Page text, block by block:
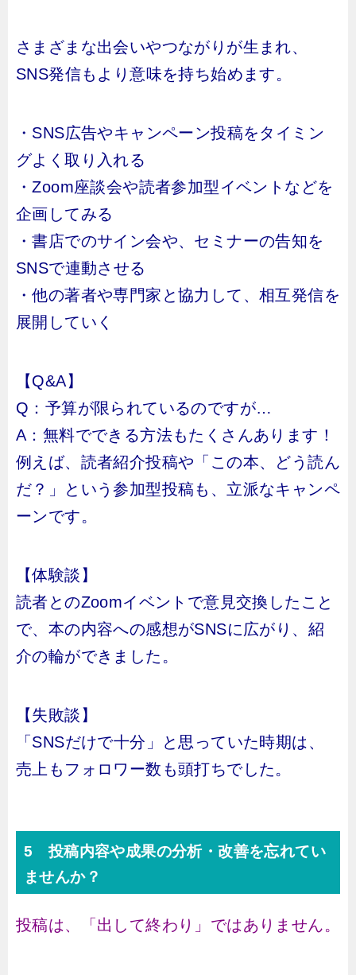
さまざまな出会いやつながりが生まれ、
SNS発信もより意味を持ち始めます。
・SNS広告やキャンペーン投稿をタイミン
グよく取り入れる
・Zoom座談会や読者参加型イベントなどを
企画してみる
・書店でのサイン会や、セミナーの告知を
SNSで連動させる
・他の著者や専門家と協力して、相互発信を
展開していく
【Q&A】
Q：予算が限られているのですが…
A：無料でできる方法もたくさんあります！
例えば、読者紹介投稿や「この本、どう読ん
だ？」という参加型投稿も、立派なキャンペ
ーンです。
【体験談】
読者とのZoomイベントで意見交換したこと
で、本の内容への感想がSNSに広がり、紹
介の輪ができました。
【失敗談】
「SNSだけで十分」と思っていた時期は、
売上もフォロワー数も頭打ちでした。
5 投稿内容や成果の分析・改善を忘れてい
ませんか？
投稿は、「出して終わり」ではありません。